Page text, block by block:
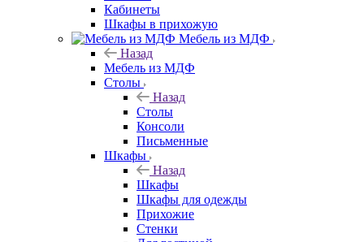
Кабинеты
Шкафы в прихожую
Мебель из МДФ
Назад
Мебель из МДФ
Столы
Назад
Столы
Консоли
Письменные
Шкафы
Назад
Шкафы
Шкафы для одежды
Прихожие
Стенки